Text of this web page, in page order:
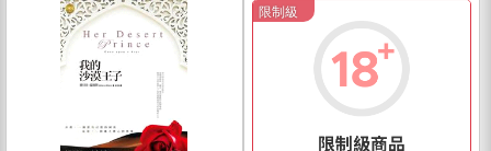
限制級